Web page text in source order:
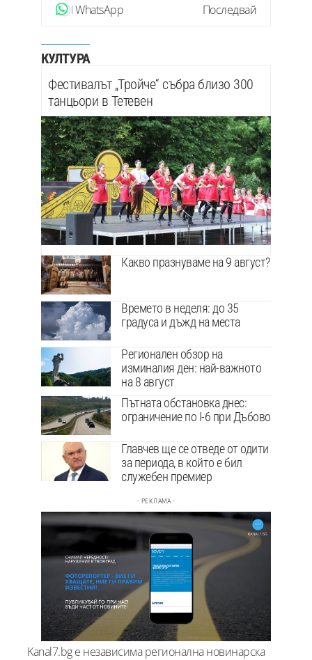
WhatsApp Последвай
КУЛТУРА
Фестивалът „Тройче“ събра близо 300
танцьори в Тетевен
Какво празнуваме на 9 август?
Времето в неделя: до 35
градуса и дъжд на места
Регионален обзор на
изминалия ден: най-важното
на 8 август
Пътната обстановка днес:
ограничение по I-6 при Дъбово
Главчев ще се отведе от одити
за периода, в който е бил
служебен премиер
- РЕКЛАМА -
Kanal7.bg е независима регионална новинарска